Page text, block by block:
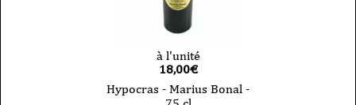
à l'unité
18,00€
Hypocras - Marius Bonal -